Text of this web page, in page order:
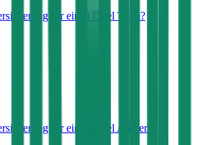
für einen Opel Tigra?
für einen Opel Ampera?